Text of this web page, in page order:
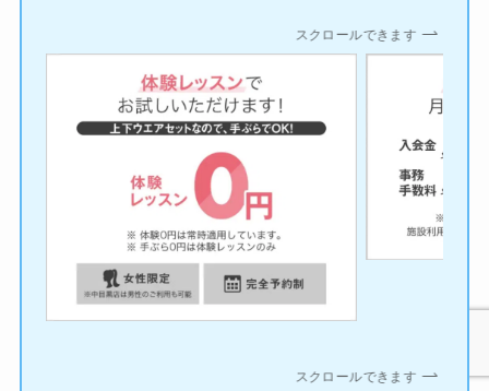
スクロールできます
スクロールできます